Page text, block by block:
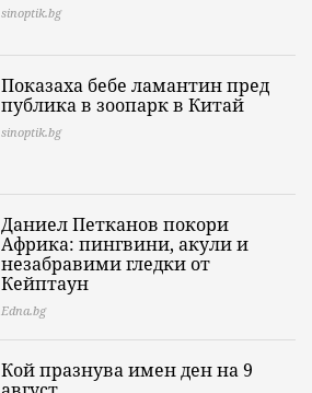
sinoptik.bg
Показаха бебе ламантин пред
публика в зоопарк в Китай
sinoptik.bg
Даниел Петканов покори
Африка: пингвини, акули и
незабравими гледки от
Кейптаун
Edna.bg
Кой празнува имен ден на 9